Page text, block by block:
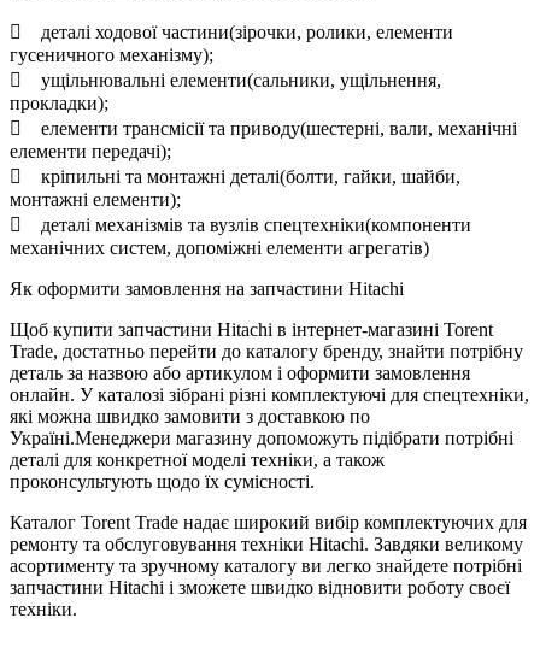
 деталі ходової частини(зірочки, ролики, елементи
гусеничного механізму);
 ущільнювальні елементи(сальники, ущільнення,
прокладки);
 елементи трансмісії та приводу(шестерні, вали, механічні
елементи передачі);
 кріпильні та монтажні деталі(болти, гайки, шайби,
монтажні елементи);
 деталі механізмів та вузлів спецтехніки(компоненти
механічних систем, допоміжні елементи агрегатів)
Як оформити замовлення на запчастини Hitachi
Щоб купити запчастини Hitachi в інтернет-магазині Torent
Trade, достатньо перейти до каталогу бренду, знайти потрібну
деталь за назвою або артикулом і оформити замовлення
онлайн. У каталозі зібрані різні комплектуючі для спецтехніки,
які можна швидко замовити з доставкою по
Україні.Менеджери магазину допоможуть підібрати потрібні
деталі для конкретної моделі техніки, а також
проконсультують щодо їх сумісності.
Каталог Torent Trade надає широкий вибір комплектуючих для
ремонту та обслуговування техніки Hitachi. Завдяки великому
асортименту та зручному каталогу ви легко знайдете потрібні
запчастини Hitachi і зможете швидко відновити роботу своєї
техніки.